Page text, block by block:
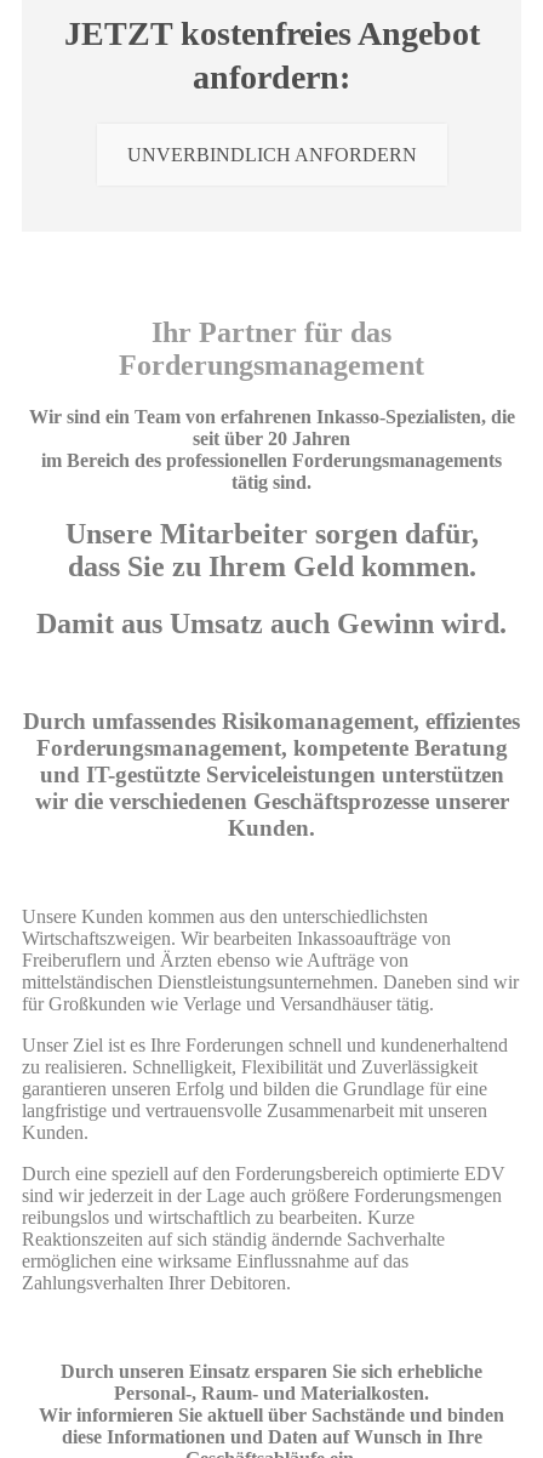
JETZT kostenfreies Angebot
anfordern:
UNVERBINDLICH ANFORDERN
Ihr Partner für das
Forderungsmanagement
Wir sind ein Team von erfahrenen Inkasso-Spezialisten, die
seit über 20 Jahren
im Bereich des professionellen Forderungsmanagements
tätig sind.
Unsere Mitarbeiter sorgen dafür,
dass Sie zu Ihrem Geld kommen.
Damit aus Umsatz auch Gewinn wird.
Durch umfassendes Risikomanagement, effizientes
Forderungsmanagement, kompetente Beratung
und IT-gestützte Serviceleistungen unterstützen
wir die verschiedenen Geschäftsprozesse unserer
Kunden.
Unsere Kunden kommen aus den unterschiedlichsten
Wirtschaftszweigen. Wir bearbeiten Inkassoaufträge von
Freiberuflern und Ärzten ebenso wie Aufträge von
mittelständischen Dienstleistungsunternehmen. Daneben sind wir
für Großkunden wie Verlage und Versandhäuser tätig.
Unser Ziel ist es Ihre Forderungen schnell und kundenerhaltend
zu realisieren. Schnelligkeit, Flexibilität und Zuverlässigkeit
garantieren unseren Erfolg und bilden die Grundlage für eine
langfristige und vertrauensvolle Zusammenarbeit mit unseren
Kunden.
Durch eine speziell auf den Forderungsbereich optimierte EDV
sind wir jederzeit in der Lage auch größere Forderungsmengen
reibungslos und wirtschaftlich zu bearbeiten. Kurze
Reaktionszeiten auf sich ständig ändernde Sachverhalte
ermöglichen eine wirksame Einflussnahme auf das
Zahlungsverhalten Ihrer Debitoren.
Durch unseren Einsatz ersparen Sie sich erhebliche
Personal-, Raum- und Materialkosten.
Wir informieren Sie aktuell über Sachstände und binden
diese Informationen und Daten auf Wunsch in Ihre